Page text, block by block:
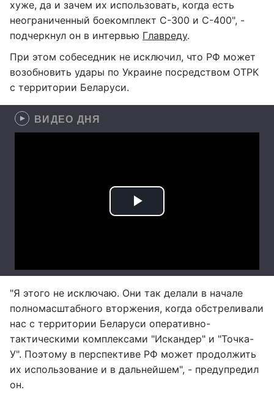
хуже, да и зачем их использовать, когда есть
неограниченный боекомплект С-300 и С-400", -
подчеркнул он в интервью Главреду.
При этом собеседник не исключил, что РФ может
возобновить удары по Украине посредством ОТРК
с территории Беларуси.
ВИДЕО ДНЯ
"Я этого не исключаю. Они так делали в начале
полномасштабного вторжения, когда обстреливали
нас с территории Беларуси оперативно-
тактическими комплексами "Искандер" и "Точка-
У". Поэтому в перспективе РФ может продолжить
их использование и в дальнейшем", - предупредил
он.